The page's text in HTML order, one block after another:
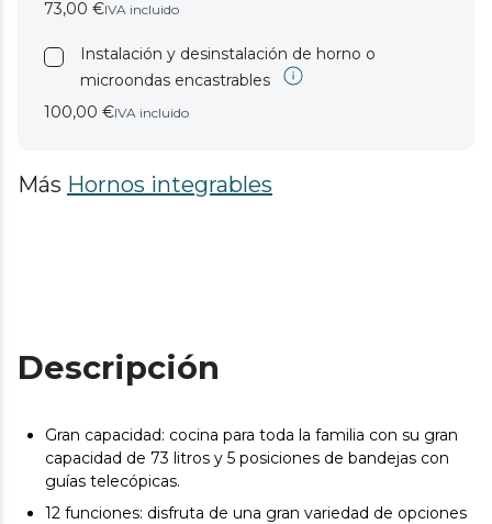
73,00 €IVA incluido
Instalación y desinstalación de horno o
microondas encastrables
100,00 €IVA incluido
Más Hornos integrables
Descripción
Gran capacidad: cocina para toda la familia con su gran
capacidad de 73 litros y 5 posiciones de bandejas con
guías telecópicas.
12 funciones: disfruta de una gran variedad de opciones